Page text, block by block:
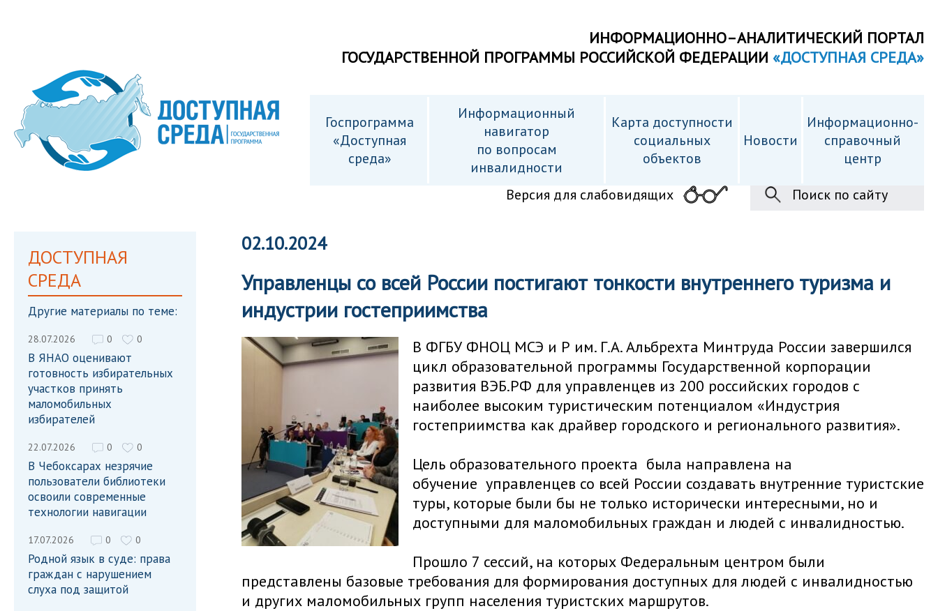
ИНФОРМАЦИОННО–АНАЛИТИЧЕСКИЙ ПОРТАЛ
ГОСУДАРСТВЕННОЙ ПРОГРАММЫ РОССИЙСКОЙ ФЕДЕРАЦИИ «ДОСТУПНАЯ СРЕДА»
Госпрограмма
«Доступная
среда»
Информационный
навигатор
по вопросам
инвалидности
Карта доступности
cоциальных
объектов
Новости
Информационно-
справочный
центр
Версия для слабовидящих
Поиск по сайту
ДОСТУПНАЯ
СРЕДА
Другие материалы по теме:
28.07.2026 0 0
В ЯНАО оценивают
готовность избирательных
участков принять
маломобильных
избирателей
22.07.2026 0 0
В Чебоксарах незрячие
пользователи библиотеки
освоили современные
технологии навигации
17.07.2026 0 0
Родной язык в суде: права
граждан с нарушением
слуха под защитой
02.10.2024
Управленцы со всей России постигают тонкости внутреннего туризма и
индустрии гостеприимства
В ФГБУ ФНОЦ МСЭ и Р им. Г.А. Альбрехта Минтруда России завершился
цикл образовательной программы Государственной корпорации
развития ВЭБ.РФ для управленцев из 200 российских городов с
наиболее высоким туристическим потенциалом «Индустрия
гостеприимства как драйвер городского и регионального развития».
Цель образовательного проекта была направлена на
обучение управленцев со всей России создавать внутренние туристские
туры, которые были бы не только исторически интересными, но и
доступными для маломобильных граждан и людей с инвалидностью.
Прошло 7 сессий, на которых Федеральным центром были
представлены базовые требования для формирования доступных для людей с инвалидностью
и других маломобильных групп населения туристских маршрутов.